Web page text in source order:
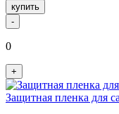
купить
-
0
+
Защитная пленка для